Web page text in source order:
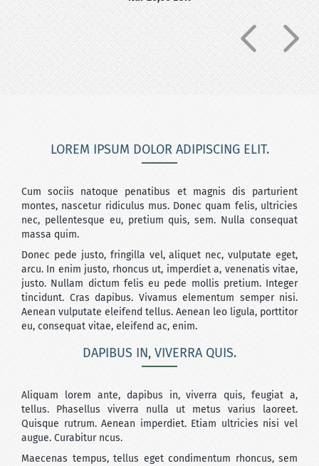
LOREM IPSUM DOLOR ADIPISCING ELIT.
Cum sociis natoque penatibus et magnis dis parturient
montes, nascetur ridiculus mus. Donec quam felis, ultricies
nec, pellentesque eu, pretium quis, sem. Nulla consequat
massa quim.
Donec pede justo, fringilla vel, aliquet nec, vulputate eget,
arcu. In enim justo, rhoncus ut, imperdiet a, venenatis vitae,
justo. Nullam dictum felis eu pede mollis pretium. Integer
tincidunt. Cras dapibus. Vivamus elementum semper nisi.
Aenean vulputate eleifend tellus. Aenean leo ligula, porttitor
eu, consequat vitae, eleifend ac, enim.
DAPIBUS IN, VIVERRA QUIS.
Aliquam lorem ante, dapibus in, viverra quis, feugiat a,
tellus. Phasellus viverra nulla ut metus varius laoreet.
Quisque rutrum. Aenean imperdiet. Etiam ultricies nisi vel
augue. Curabitur ncus.
Maecenas tempus, tellus eget condimentum rhoncus, sem